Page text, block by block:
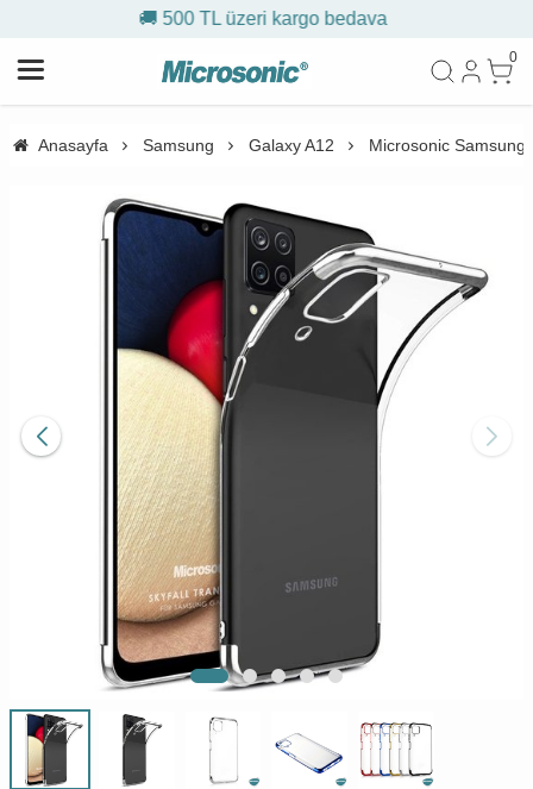
🎁 İlk siparişe %10 indirim
0
Anasayfa Samsung Galaxy A12 Microsonic Samsung